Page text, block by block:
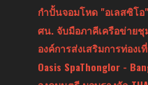
กำปั้นจอมโหด "อเลสซิโ
ศน. จับมือภาคีเครือข่าย
องค์การส่งเสริมการท่องเ
Oasis SpaThonglor -